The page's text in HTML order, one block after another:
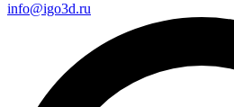
info@igo3d.ru